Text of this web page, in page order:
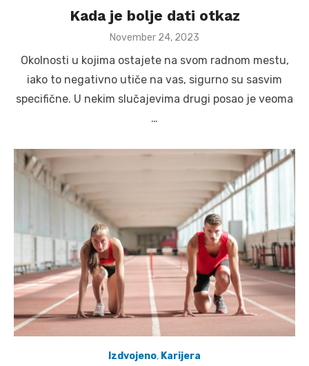
Kada je bolje dati otkaz
Posted
November 24, 2023
Okolnosti u kojima ostajete na svom radnom mestu,
iako to negativno utiče na vas, sigurno su sasvim
specifične. U nekim slučajevima drugi posao je veoma
…
Izdvojeno, Karijera